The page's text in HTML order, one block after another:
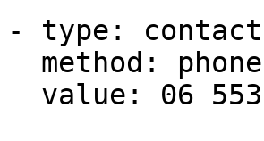
- type: contact